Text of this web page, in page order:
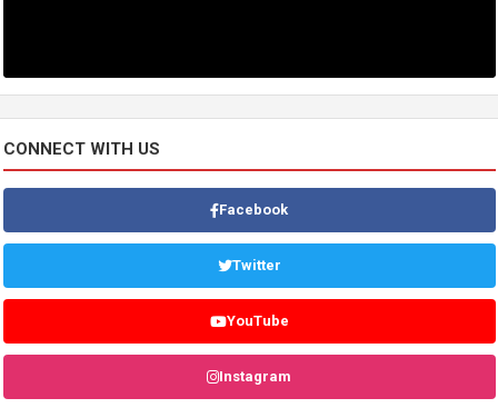
CONNECT WITH US
Facebook
Twitter
YouTube
Instagram